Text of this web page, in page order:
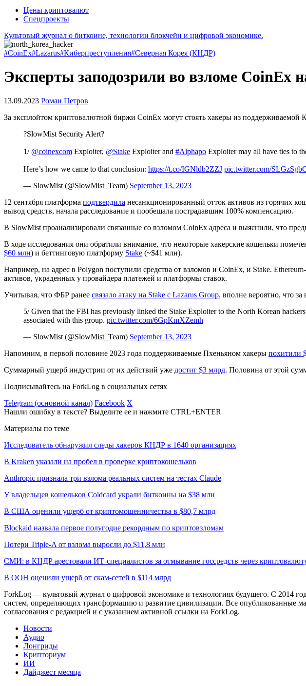
Цены криптовалют
Спецпроекты
Культовый журнал о биткоине, технологии блокчейн и цифровой экономике.
#CoinEx#Lazarus#Киберпреступления#Северная Корея (КНДР)
Эксперты заподозрили во взломе CoinEx
13.09.2023 Роман Петров
За эксплойтом криптовалютной биржи CoinEx могут стоять хакеры из
?SlowMist Security Alert?
1/ @coinexcom Exploiter, @Stake Exploiter and #Alphapo Exploiter may all have ties to
Here’s how we came to that conclusion: https://t.co/IGNldb2ZZJ pic.twitter.com/
— SlowMist (@SlowMist_Team) September 13, 2023
12 сентября платформа подтвердила несанкционированный отток активов из горячих
вывод средств, начала расследование и пообещала пострадавшим 100% компенсацию.
В SlowMist проанализировали связанные со взломом CoinEx адреса и выяснили, что
В ходе исследования они обратили внимание, что некоторые хакерские кошельки
$60 млн) и беттинговую платформу Stake (~$41 млн).
Например, на адрес в Polygon поступили средства от взломов и CoinEx, и Stake.
активов, украденных у провайдера платежей и платформы ставок.
Учитывая, что ФБР ранее связало атаку на Stake с Lazarus Group, вполне вероятно, что
5/ Given that the FBI has previously linked the Stake Exploiter to the North Korean
associated with this group. pic.twitter.com/6GpKmXZemh
— SlowMist (@SlowMist_Team) September 13, 2023
Напомним, в первой половине 2023 года поддерживаемые Пхеньяном хакеры похитили
Суммарный ущерб индустрии от их действий уже достиг $3 млрд. Половина от этой
Подписывайтесь на ForkLog в социальных сетях
Telegram (основной канал) Facebook X
Нашли ошибку в тексте? Выделите ее и нажмите CTRL+ENTER
Материалы по теме
Исследователь обнаружил следы хакеров КНДР в 1640 организациях
В Kraken указали на пробел в проверке криптокошельков
Anthropic признала три взлома реальных систем на тестах Claude
У владельцев кошельков Coldcard украли биткоины на $38 млн
В США оценили ущерб от криптомошенничества в $80,7 млрд
Blockaid назвала первое полугодие рекордным по криптовзломам
Потери Triple-A от взлома выросли до $11,8 млн
СМИ: в КНДР арестовали ИТ-специалистов за отмывание госсредств через
В ООН оценили ущерб от скам-сетей в $114 млрд
ForkLog — культовый журнал о цифровой экономике и технологиях будущего. С 2014
систем, определяющих трансформацию и развитие цивилизации. Все опубликованные
согласования с редакцией и с указанием активной ссылки на ForkLog.
Новости
Аудио
Лонгриды
Крипториум
ИИ
Дайджест месяца